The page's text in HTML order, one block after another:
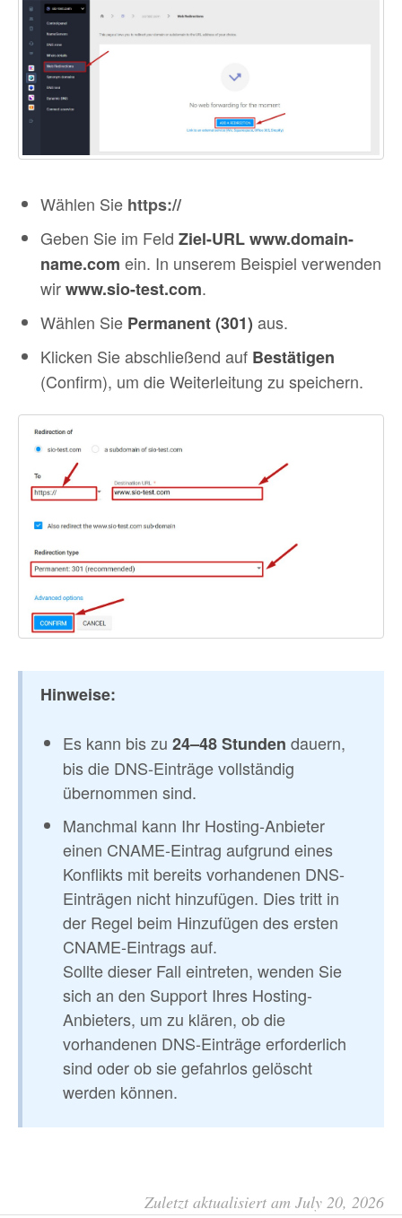
Wählen Sie https://
Geben Sie im Feld Ziel-URLwww.domain-
name.com ein. In unserem Beispiel verwenden
wirwww.sio-test.com.
Wählen Sie Permanent (301) aus.
Klicken Sie abschließend auf Bestätigen
(Confirm), um die Weiterleitung zu speichern.
Hinweise:
Es kann bis zu 24–48 Stunden dauern,
bis die DNS-Einträge vollständig
übernommen sind.
Manchmal kann Ihr Hosting-Anbieter
einen CNAME-Eintrag aufgrund eines
Konflikts mit bereits vorhandenen DNS-
Einträgen nicht hinzufügen. Dies tritt in
der Regel beim Hinzufügen des ersten
CNAME-Eintrags auf.
Sollte dieser Fall eintreten, wenden Sie
sich an den Support Ihres Hosting-
Anbieters, um zu klären, ob die
vorhandenen DNS-Einträge erforderlich
sind oder ob sie gefahrlos gelöscht
werden können.
Zuletzt aktualisiert am July 20, 2026